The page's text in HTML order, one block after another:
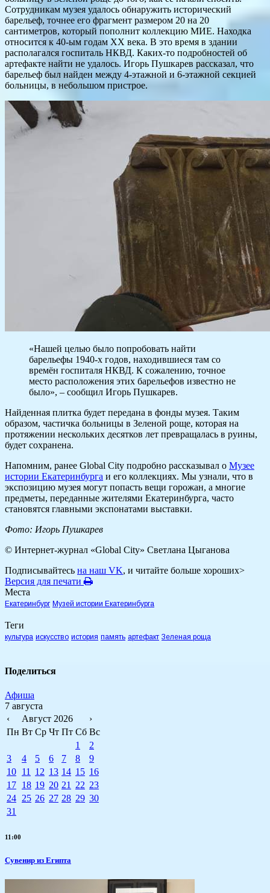
Сотрудникам музея удалось обнаружить исторический
барельеф, точнее его фрагмент размером 20 на 20
сантиметров, который пополнит коллекцию МИЕ. Находка
относится к 40-ым годам XX века. В это время в здании
располагался госпиталь НКВД. Каких-то подробностей об
артефакте найти не удалось. Игорь Пушкарев рассказал, что
барельеф был найден между 4-этажной и 6-этажной секцией
больницы, в небольшом пристрое.
«Нашей целью было попробовать найти
барельефы 1940-х годов, находившиеся там со
времён госпиталя НКВД. К сожалению, точное
место расположения этих барельефов известно не
было», – сообщил Игорь Пушкарев.
Найденная плитка будет передана в фонды музея. Таким
образом, частичка больницы в Зеленой роще, которая на
протяжении нескольких десятков лет превращалась в руины,
будет сохранена.
Напомним, ранее Global City подробно рассказывал о Музее
истории Екатеринбурга и его коллекциях. Мы узнали, что в
экспозицию музея могут попасть вещи горожан, а многие
предметы, переданные жителями Екатеринбурга, часто
становятся главными экспонатами выставки.
Фото: Игорь Пушкарев
© Интернет-журнал «Global City» Светлана Цыганова
Подписывайтесь на наш VK, и читайте больше хороших>
Версия для печати
Места
Екатеринбург Музей истории Екатеринбурга
Теги
культура искусство история память артефакт Зеленая роща
Поделиться
Афиша
7 августа
‹
Август 2026
›
Пн Вт Ср Чт Пт Сб Вс
1
2
3
4 5 6 7 8
9
10 11 12 13 14 15 16
17 18 19 20 21 22 23
24 25 26 27 28 29 30
31
11:00
Сувенир из Египта